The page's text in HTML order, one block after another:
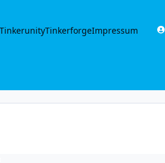
TinkerunityTinkerforgeImpressum